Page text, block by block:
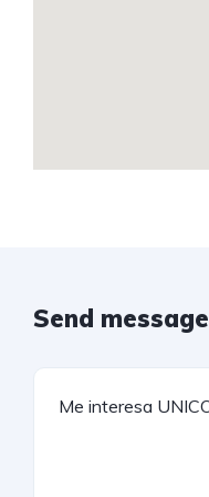
Send message